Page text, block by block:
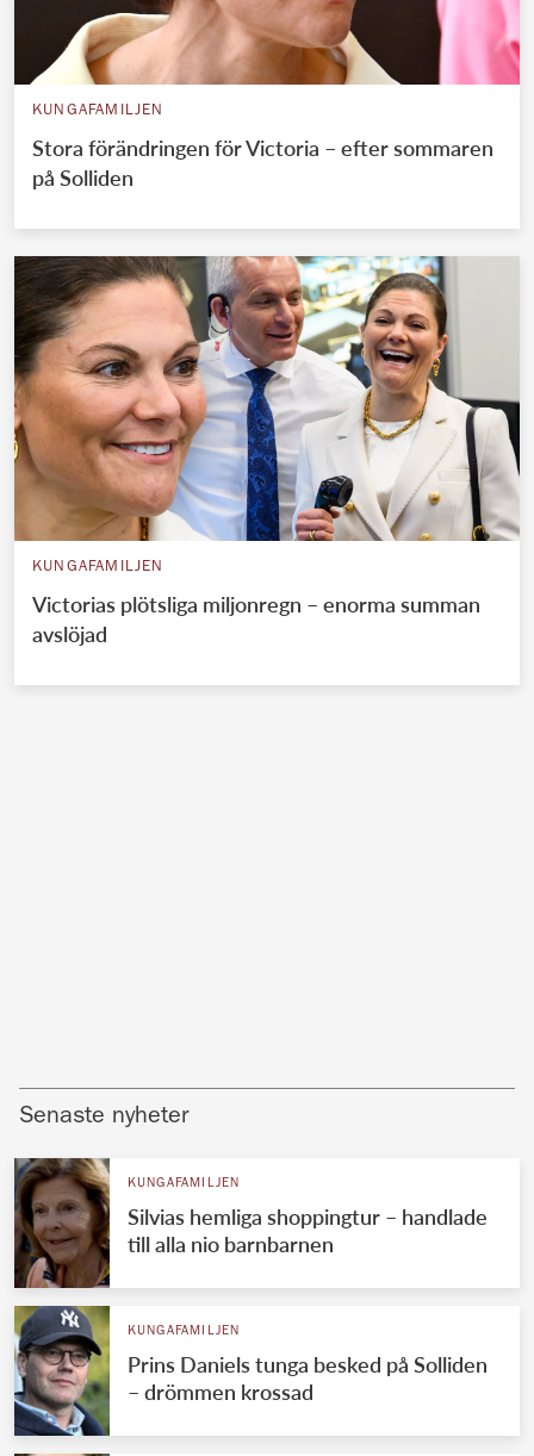
KUNGAFAMILJEN
Stora förändringen för Victoria – efter sommaren
på Solliden
KUNGAFAMILJEN
Victorias plötsliga miljonregn – enorma summan
avslöjad
Senaste nyheter
KUNGAFAMILJEN
Silvias hemliga shoppingtur – handlade
till alla nio barnbarnen
KUNGAFAMILJEN
Prins Daniels tunga besked på Solliden
– drömmen krossad